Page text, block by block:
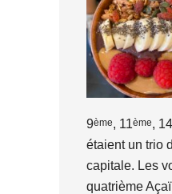
9ème, 11ème,
étaient un trio
capitale. Les
quatrième